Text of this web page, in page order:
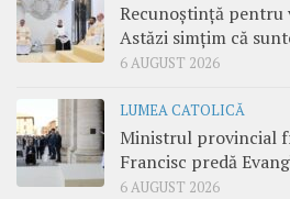
Recunoștință pentru
Astăzi simțim că
6 AUGUST 2026
LUMEA CATOLICĂ
Ministrul provincial
Francisc predă
6 AUGUST 2026